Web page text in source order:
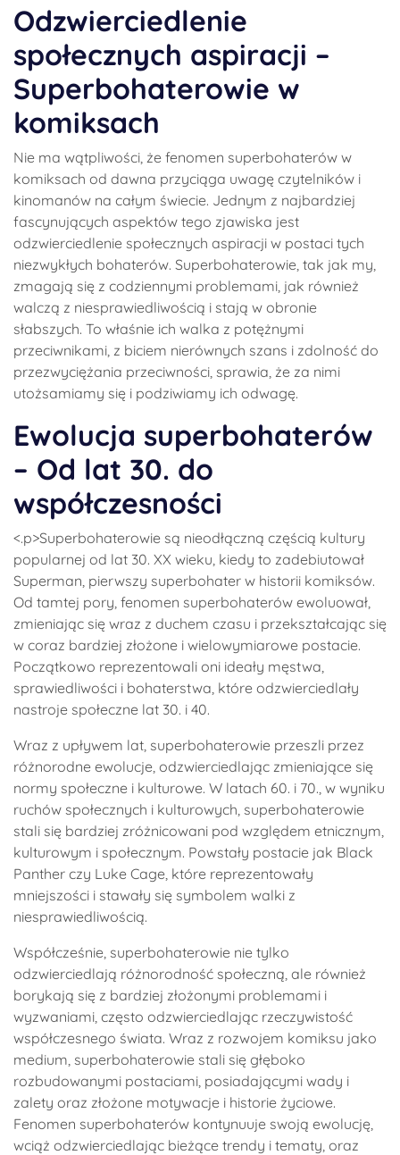
Odzwierciedlenie
społecznych aspiracji –
Superbohaterowie w
komiksach
Nie ma wątpliwości, że fenomen superbohaterów w
komiksach od dawna przyciąga uwagę czytelników i
kinomanów na całym świecie. Jednym z najbardziej
fascynujących aspektów tego zjawiska jest
odzwierciedlenie społecznych aspiracji w postaci tych
niezwykłych bohaterów. Superbohaterowie, tak jak my,
zmagają się z codziennymi problemami, jak również
walczą z niesprawiedliwością i stają w obronie
słabszych. To właśnie ich walka z potężnymi
przeciwnikami, z biciem nierównych szans i zdolność do
przezwyciężania przeciwności, sprawia, że za nimi
utożsamiamy się i podziwiamy ich odwagę.
Ewolucja superbohaterów
– Od lat 30. do
współczesności
<.p>Superbohaterowie są nieodłączną częścią kultury
popularnej od lat 30. XX wieku, kiedy to zadebiutował
Superman, pierwszy superbohater w historii komiksów.
Od tamtej pory, fenomen superbohaterów ewoluował,
zmieniając się wraz z duchem czasu i przekształcając się
w coraz bardziej złożone i wielowymiarowe postacie.
Początkowo reprezentowali oni ideały męstwa,
sprawiedliwości i bohaterstwa, które odzwierciedlały
nastroje społeczne lat 30. i 40.
Wraz z upływem lat, superbohaterowie przeszli przez
różnorodne ewolucje, odzwierciedlając zmieniające się
normy społeczne i kulturowe. W latach 60. i 70., w wyniku
ruchów społecznych i kulturowych, superbohaterowie
stali się bardziej zróżnicowani pod względem etnicznym,
kulturowym i społecznym. Powstały postacie jak Black
Panther czy Luke Cage, które reprezentowały
mniejszości i stawały się symbolem walki z
niesprawiedliwością.
Współcześnie, superbohaterowie nie tylko
odzwierciedlają różnorodność społeczną, ale również
borykają się z bardziej złożonymi problemami i
wyzwaniami, często odzwierciedlając rzeczywistość
współczesnego świata. Wraz z rozwojem komiksu jako
medium, superbohaterowie stali się głęboko
rozbudowanymi postaciami, posiadającymi wady i
zalety oraz złożone motywacje i historie życiowe.
Fenomen superbohaterów kontynuuje swoją ewolucję,
wciąż odzwierciedlając bieżące trendy i tematy, oraz